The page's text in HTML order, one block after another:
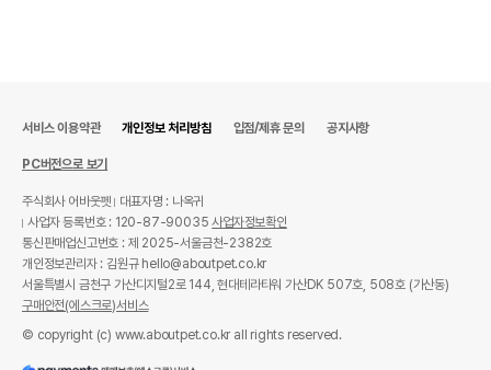
품명 및 모델명
서비스 이용약관 개인정보 처리방침 입점/제휴 문의 공지사항
PC버전으로 보기
주식회사 어바웃펫
대표자명 : 나옥귀
사업자 등록번호 : 120-87-90035사업자정보확인
통신판매업신고번호 : 제 2025-서울금천-2382호
개인정보관리자 : 김원규 hello@aboutpet.co.kr
서울특별시 금천구 가산디지털2로 144, 현대테라타워 가산DK 507호, 508호 (가산동)
구매안전(에스크로)서비스
© copyright (c) www.aboutpet.co.kr all rights reserved.